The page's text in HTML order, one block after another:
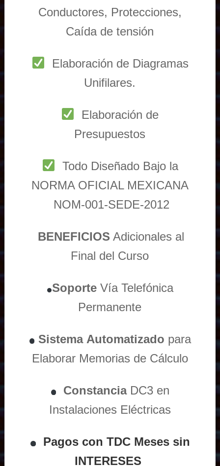
Conductores, Protecciones,
Caída de tensión
Elaboración de Diagramas
Unifilares.
Elaboración de
Presupuestos
Todo Diseñado Bajo la
NORMA OFICIAL MEXICANA
NOM-001-SEDE-2012
BENEFICIOS Adicionales al
Final del Curso
Soporte Vía Telefónica
Permanente
Sistema Automatizado para
Elaborar Memorias de Cálculo
ConstanciaDC3 en
Instalaciones Eléctricas
Pagos con TDC Meses sin
INTERESES